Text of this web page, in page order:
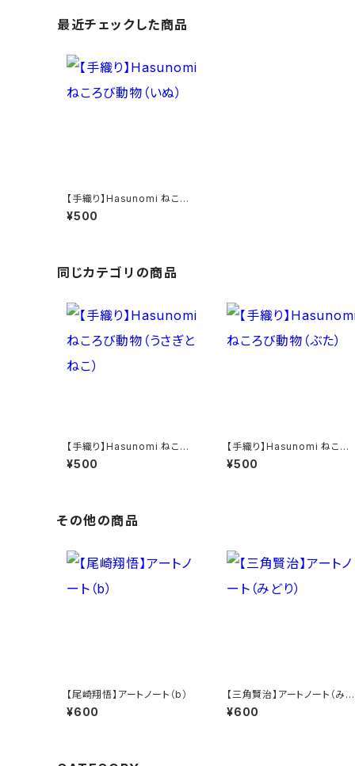
最近チェックした商品
【手織り】Hasunomi ねころ
び動物（いぬ）
¥500
同じカテゴリの商品
【手織り】Hasunomi ねころ
び動物（うさぎとねこ）
¥500
【手織り】Hasunomi ねころ
び動物（ぶた）
¥500
その他の商品
【尾崎翔悟】アートノート（b）
¥600
【三角賢治】アートノート（みど
り）
¥600